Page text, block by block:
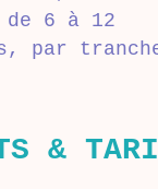
de 6 à 12
par
&